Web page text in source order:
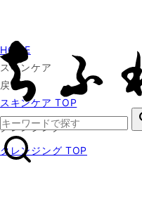
HOME
スキンケア
戻る
スキンケア TOP
クレンジング
クレンジング TOP